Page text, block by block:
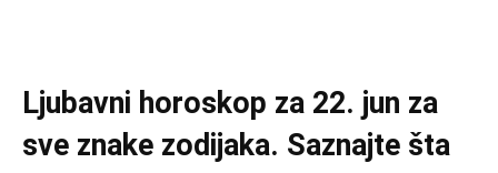
Ljubavni horoskop za 22. jun za
sve znake zodijaka. Saznajte šta